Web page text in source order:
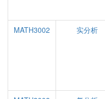
MATH3002 实分析